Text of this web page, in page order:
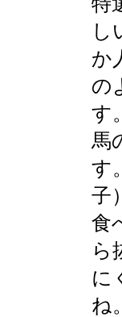
し
か
の
す
馬
す
子
食
ら
に
ね